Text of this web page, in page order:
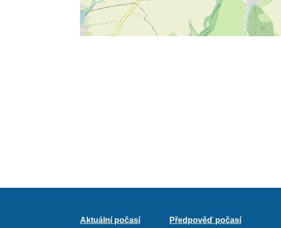
Aktuální počasí Předpověď počasí